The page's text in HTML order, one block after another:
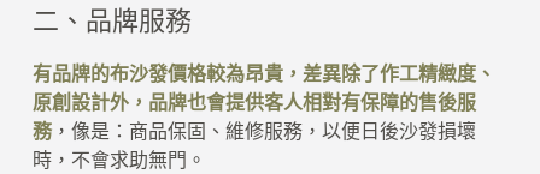
二、品牌服務
有品牌的布沙發價格較為昂貴，差異除了作工精緻度、
原創設計外，品牌也會提供客人相對有保障的售後服
務，像是：商品保固、維修服務，以便日後沙發損壞
時，不會求助無門。